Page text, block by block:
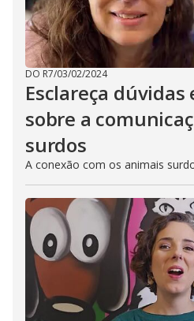
DO R7/03/02/2024
Esclareça dúvidas
sobre a
surdos
A conexão com os animais